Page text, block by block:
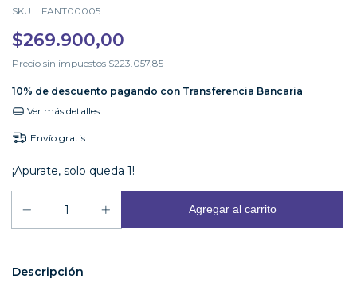
SKU: LFANT00005
$269.900,00
Precio sin impuestos $223.057,85
10% de descuento pagando con Transferencia Bancaria
Ver más detalles
Envío gratis
¡Apurate, solo queda 1!
Descripción